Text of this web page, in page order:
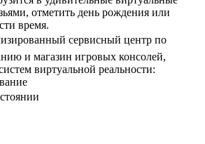
отметить день рождения или
время.
сервисный центр по
и магазин игровых консолей,
виртуальной реальности: